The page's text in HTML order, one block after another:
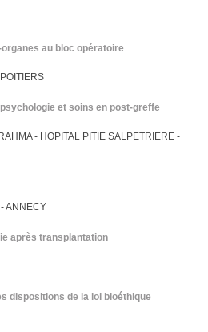
au bloc opératoire
et soins en post-greffe
- HOPITAL PITIE SALPETRIERE -
ANNECY
après transplantation
dispositions de la loi bioéthique